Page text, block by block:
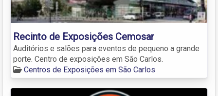
Recinto de Exposições Cemosar
Auditórios e salões para eventos de pequeno a grande
porte. Centro de exposições em São Carlos.
Centros de Exposições em São Carlos